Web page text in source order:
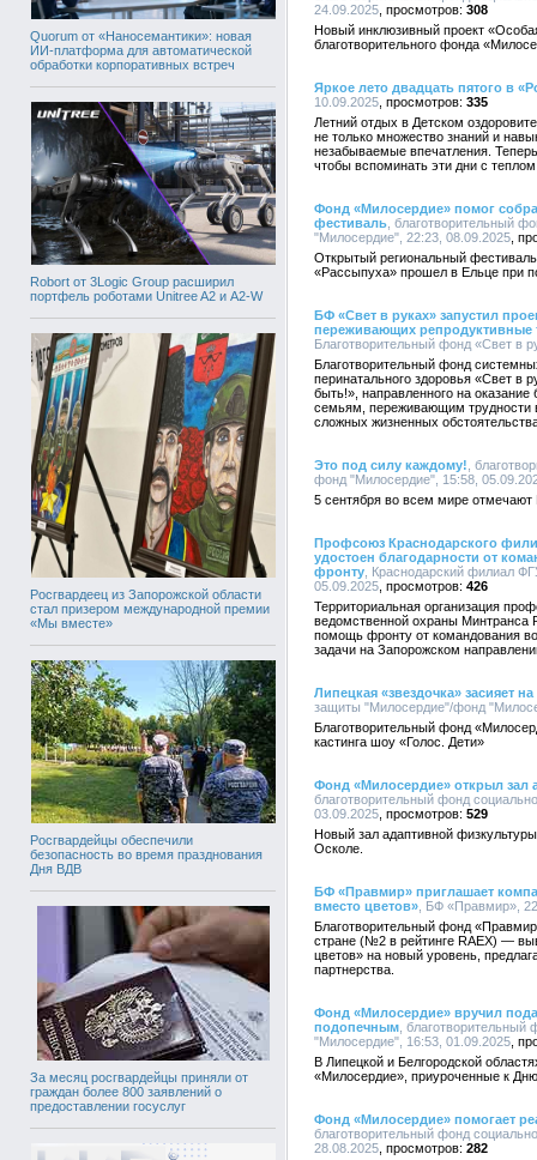
Quorum от «Наносемантики»: новая
ИИ-платформа для автоматической
обработки корпоративных встреч
Robort от 3Logic Group расширил
портфель роботами Unitree A2 и A2-W
Росгвардеец из Запорожской области
стал призером международной премии
«Мы вместе»
Росгвардейцы обеспечили
безопасность во время празднования
Дня ВДВ
За месяц росгвардейцы приняли от
граждан более 800 заявлений о
предоставлении госуслуг
24.09.2025
308
Новый инклюзивный проект
благотворительного фонда
Яркое лето двадцать пятого в
10.09.2025
335
Летний отдых в Детском
не только множество знаний и
незабываемые впечатления.
чтобы вспоминать эти дни с
Фонд «Милосердие» помог
фестиваль , благотворительный
"Милосердие", 22:23, 08.09.2025
Открытый региональный
«Рассыпуха» прошел в Ельце при
БФ «Свет в руках» запустил
переживающих репродуктивные
Благотворительный фонд «Свет в
Благотворительный фонд
перинатального здоровья «Свет в
быть!», направленного на
семьям, переживающим трудности
сложных жизненных
Это под силу каждому! ,
фонд "Милосердие", 15:58,
5 сентября во всем мире отмечают
Профсоюз Краснодарского
удостоен благодарности от
фронту , Краснодарский филиал
05.09.2025
426
Территориальная организация
ведомственной охраны Минтранса
помощь фронту от командования
задачи на Запорожском
Липецкая «звездочка» засияет
защиты "Милосердие"/фонд
Благотворительный фонд
кастинга шоу «Голос. Дети»
Фонд «Милосердие» открыл зал
благотворительный фонд
03.09.2025
529
Новый зал адаптивной
Осколе.
БФ «Правмир» приглашает
вместо цветов» , БФ «Правмир»,
Благотворительный фонд
стране (№2 в рейтинге RAEX) —
цветов» на новый уровень,
партнерства.
Фонд «Милосердие» вручил
подопечным ,
"Милосердие", 16:53, 01.09.2025
В Липецкой и Белгородской
«Милосердие», приуроченные к
Фонд «Милосердие» помогает
благотворительный фонд
28.08.2025
282